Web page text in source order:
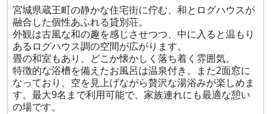
宮城県蔵王町の静かな住宅街に佇む、和とログハウスが
融合した個性あふれる貸別荘。
外観は古風な和の趣を感じさせつつ、中に入ると温もり
あるログハウス調の空間が広がります。
畳の和室もあり、どこか懐かしく落ち着く雰囲気。
特徴的な浴槽を備えたお風呂は温泉付き。また2面窓に
なっており、空を見上げながら贅沢な湯浴みが楽しめま
す。最大9名まで利用可能で、家族連れにも最適な憩い
の場です。